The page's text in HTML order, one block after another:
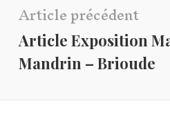
Article précédent
Article Exposition
Mandrin – Brioude